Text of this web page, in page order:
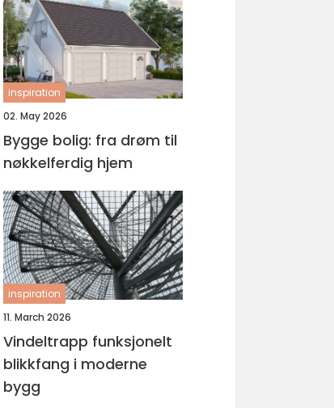
inspiration
02. May 2026
Bygge bolig: fra drøm til
nøkkelferdig hjem
inspiration
11. March 2026
Vindeltrapp funksjonelt
blikkfang i moderne
bygg